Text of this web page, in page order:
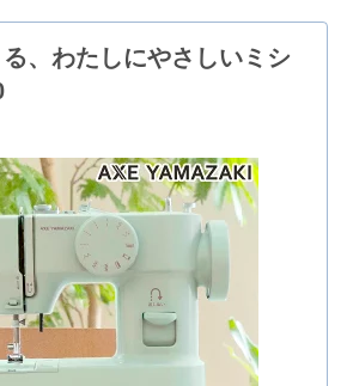
、わたしにやさしいミシ